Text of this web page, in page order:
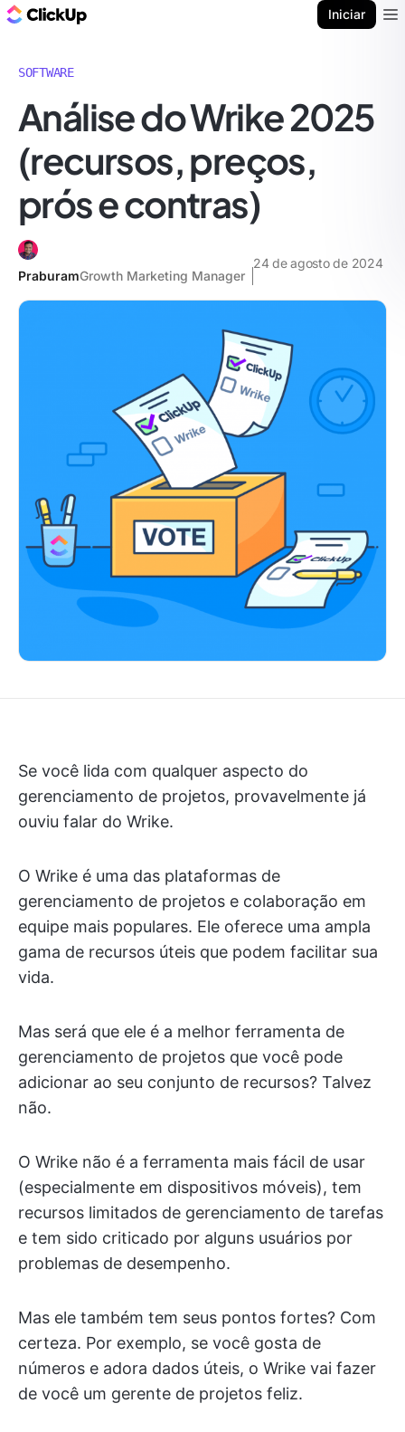
Iniciar
SOFTWARE
Análise do Wrike 2025
(recursos, preços,
prós e contras)
PraburamGrowth Marketing Manager
24 de agosto de 2024
Se você lida com qualquer aspecto do
gerenciamento de projetos, provavelmente já
ouviu falar do Wrike.
O Wrike é uma das plataformas de
gerenciamento de projetos e colaboração em
equipe mais populares. Ele oferece uma ampla
gama de recursos úteis que podem facilitar sua
vida.
Mas será que ele é a melhor ferramenta de
gerenciamento de projetos que você pode
adicionar ao seu conjunto de recursos? Talvez
não.
O Wrike não é a ferramenta mais fácil de usar
(especialmente em dispositivos móveis), tem
recursos limitados de gerenciamento de tarefas
e tem sido criticado por alguns usuários por
problemas de desempenho.
Mas ele também tem seus pontos fortes? Com
certeza. Por exemplo, se você gosta de
números e adora dados úteis, o Wrike vai fazer
de você um gerente de projetos feliz.